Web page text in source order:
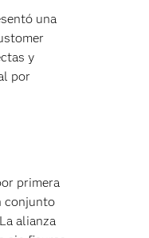
una
y
por
primera
conjunto
alianza